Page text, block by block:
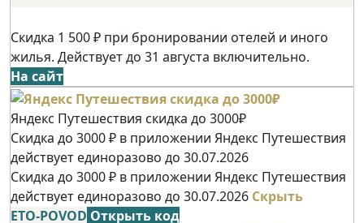
Скидка 1 500 ₽ при бронировании отелей и иного
жилья. Действует до 31 августа включительно.
На сайт
Яндекс Путешествия скидка до 3000₽
Скидка до 3000 ₽ в приложении Яндекс Путешествия
действует единоразово до 30.07.2026
Скидка до 3000 ₽ в приложении Яндекс Путешествия
действует единоразово до 30.07.2026 Скрыть
ETO-POVOD Открыть код